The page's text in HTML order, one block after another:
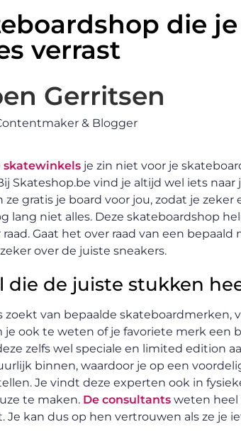
die
verrast
Gerritsen
& Blogger
skatewinkels je zin niet voor je
Skateshop.be vind je altijd wel iets naar
gratis je board voor jou, zodat je
lang niet alles. Deze skateboardshop
Gaat het over raad van een
over de juiste sneakers.
die de juiste stukken
zoekt van bepaalde skateboardmerken,
je ook te weten of je favoriete merk een
zelfs wel speciale en limited edition
binnen, waardoor je op een
Je vindt deze experten ook in
te maken. De consultants weten heel
Je kan dus op hen vertrouwen als ze je